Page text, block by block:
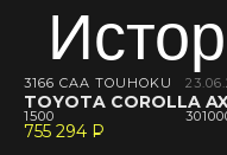
3166 CAA TOUHOKU
TOYOTA COROLLA
1500
755 294 P
--